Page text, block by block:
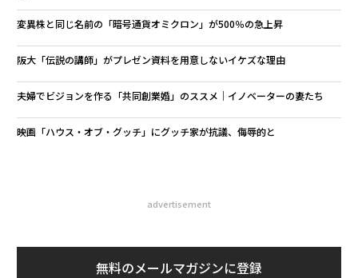
変異株と同じ名前の「暗号通貨オミクロン」が500％の急上昇
阪大「伝説の講師」がプレゼン資料を用意しないイケズな理由
夫婦でビジョンを作る「共同創業婚」のススメ｜イノベーターの妻たち
映画「ハウス・オブ・グッチ」にグッチ家が抗議、侮辱的と
advertisement
無料のメールマガジンに登録